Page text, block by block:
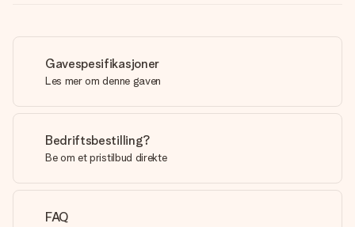
Gavespesifikasjoner
Les mer om denne gaven
Bedriftsbestilling?
Be om et pristilbud direkte
FAQ